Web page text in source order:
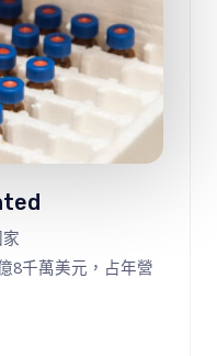
8千萬美元，占年營